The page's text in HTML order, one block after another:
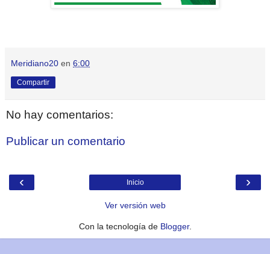
Meridiano20 en 6:00
Compartir
No hay comentarios:
Publicar un comentario
‹ ›
Inicio
Ver versión web
Con la tecnología de Blogger.